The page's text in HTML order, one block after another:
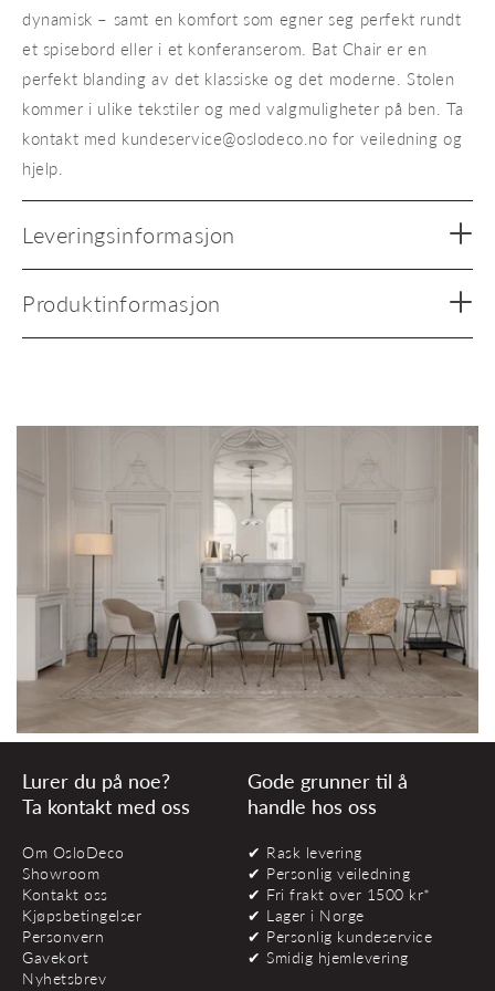
dynamisk – samt en komfort som egner seg perfekt rundt
et spisebord eller i et konferanserom. Bat Chair er en
perfekt blanding av det klassiske og det moderne. Stolen
kommer i ulike tekstiler og med valgmuligheter på ben. Ta
kontakt med kundeservice@oslodeco.no for veiledning og
hjelp.
Leveringsinformasjon
Produktinformasjon
Lurer du på noe?
Ta kontakt med oss
Om OsloDeco
Showroom
Kontakt oss
Kjøpsbetingelser
Personvern
Gavekort
Nyhetsbrev
Gode grunner til å
handle hos oss
✔ Rask levering
✔ Personlig veiledning
✔ Fri frakt over 1500 kr*
✔ Lager i Norge
✔ Personlig kundeservice
✔ Smidig hjemlevering